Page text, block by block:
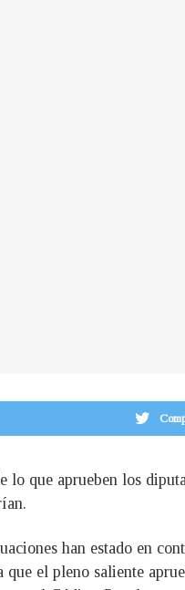
que aprueben los
han estado en
el pleno saliente